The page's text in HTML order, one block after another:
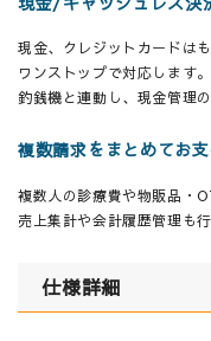
現金、クレジットカードは
ワンストップで対応します。
釣銭機と連動し、現金管理
複数請求をまとめてお
複数人の診療費や物販品・
売上集計や会計履歴管理も
仕様詳細